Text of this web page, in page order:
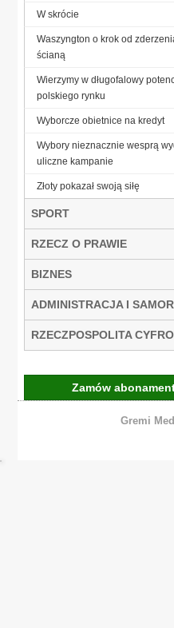
W skrócie
Waszyngton o krok od
ścianą
Wierzymy w długofalowy
polskiego rynku
Wyborcze obietnice na kredyt
Wybory nieznacznie wesprą
uliczne kampanie
Złoty pokazał swoją siłę
SPORT
RZECZ O PRAWIE
BIZNES
ADMINISTRACJA I
RZECZPOSPOLITA
Zamów
Gremi